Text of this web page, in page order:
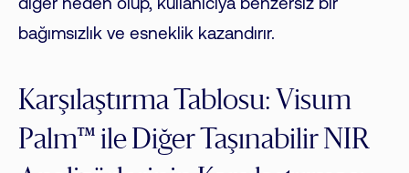
diğer neden olup, kullanıcıya benzersiz bir
bağımsızlık ve esneklik kazandırır.
Karşılaştırma Tablosu: Visum
Palm™ ile Diğer Taşınabilir NIR